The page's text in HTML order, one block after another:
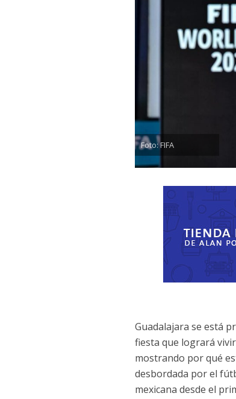
Foto: FIFA
Guadalajara se está
fiesta que logrará
mostrando por qué
desbordada por el
mexicana desde el